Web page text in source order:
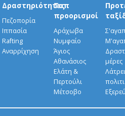
Δραστηριότητες
Πεζοπορία
Ιππασία
Rafting
Αναρρίχηση
Τοπ
προορισμοί
Αράχωβα
Νυμφαίο
Άγιος
Αθανάσιος
Ελάτη &
Περτούλι
Μέτσοβο
μέρες